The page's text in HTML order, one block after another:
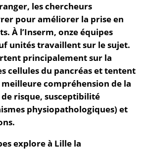
les chercheurs
pour améliorer la prise en
À l’Inserm, onze équipes
unités travaillent sur le sujet.
principalement sur la
cellules du pancréas et tentent
compréhension de la
risque, susceptibilité
physiopathologiques) et
explore à Lille la